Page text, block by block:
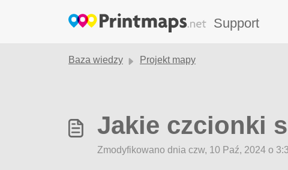
Support
Baza wiedzy Projekt mapy
Jakie czcionki
Zmodyfikowano dnia czw, 10 Paź, 2024 o